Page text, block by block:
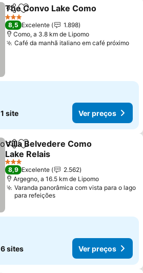
PartilharAdicionar aos favoritos
The Convo Lake Como
3 Estrelas
8,5 Excelente
1.898
Como, a 3.8 km de Lipomo
Café da manhã italiano em café próximo
1 site Ver preços
PartilharAdicionar aos favoritos
Villa Belvedere Como
Lake Relais
Ver preços
3 Estrelas
8,9 Excelente
2.562
Argegno, a 16.5 km de Lipomo
Varanda panorâmica com vista para o lago
para refeições
6 sites Ver preços